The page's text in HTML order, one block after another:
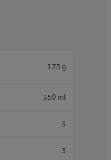
175 g
350 ml
3
3